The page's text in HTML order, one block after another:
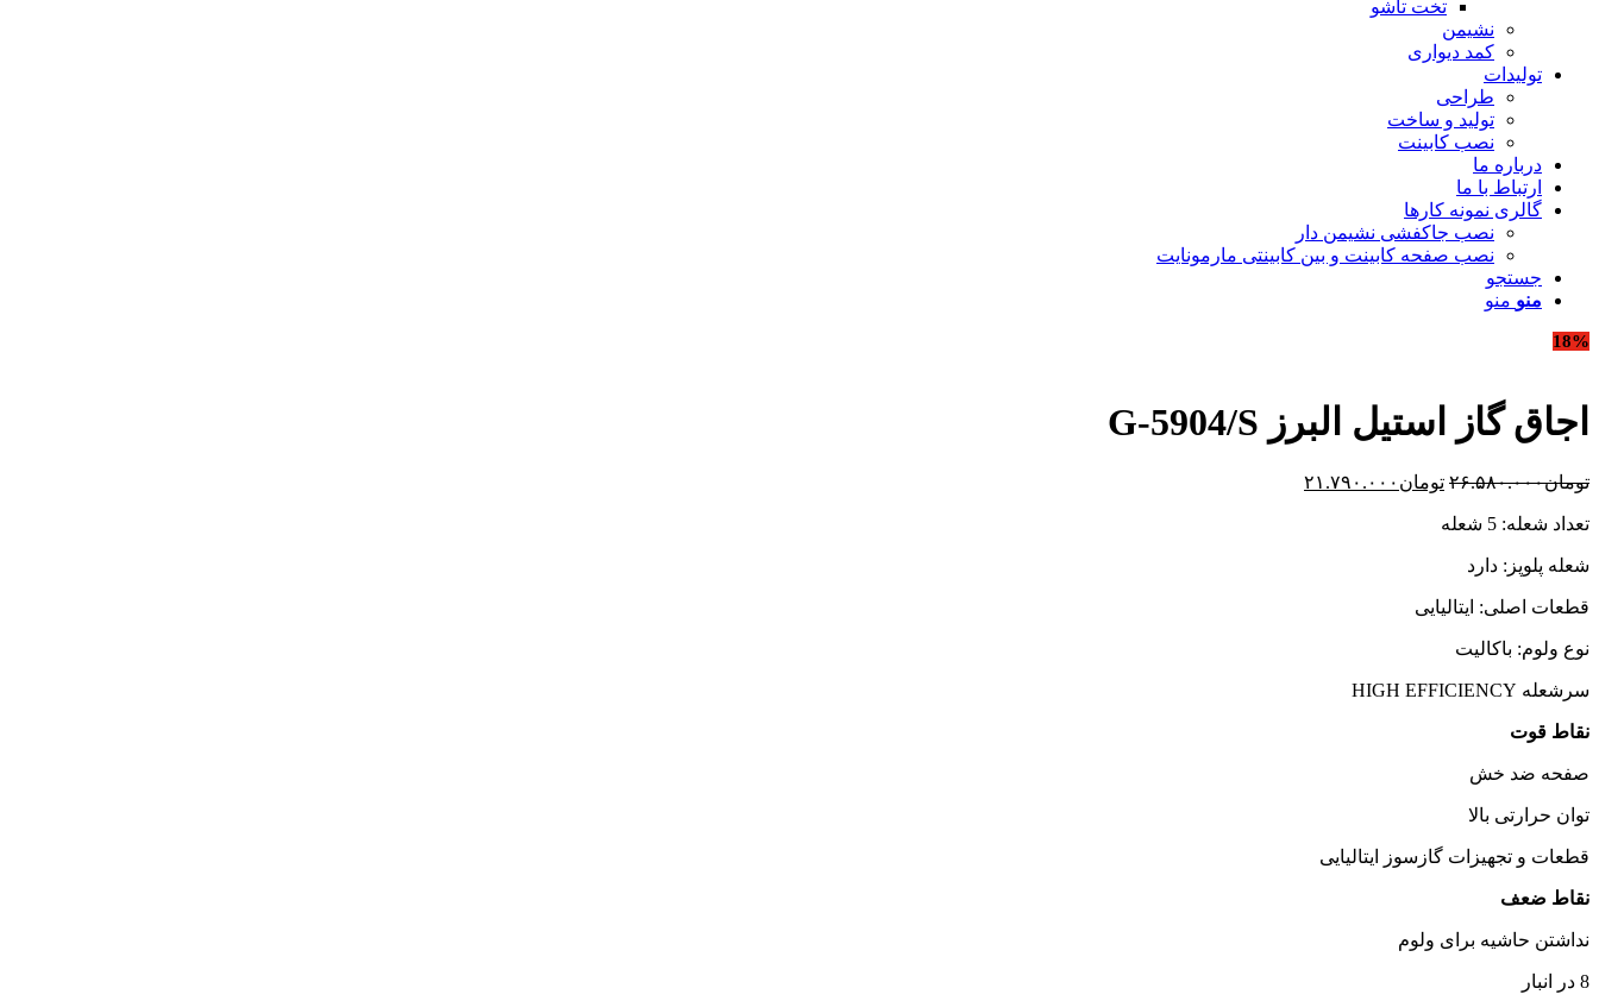
تخت تاشو
نشیمن
کمد دیواری
تولیدات
طراحی
تولید و ساخت
نصب کابینت
درباره ما
ارتباط با ما
گالری نمونه کارها
نصب جاکفشی نشیمن دار
نصب صفحه کابینت و بین کابینتی مارمونایت
جستجو
منو منو
18%
اجاق گاز استیل البرز G-5904/S
تومان۲۶.۵۸۰.۰۰۰ قیمت
تومان ۲۱.۷۹۰.۰۰۰قیمت
تعداد شعله: 5 شعله
شعله پلوپز: دارد
قطعات اصلی: ایتالیایی
نوع ولوم: باکالیت
سرشعله HIGH EFFICIENCY
نقاط قوت
صفحه ضد خش
توان حرارتی بالا
قطعات و تجهیزات گازسوز ایتالیایی
نقاط ضعف
نداشتن حاشیه برای ولوم
8 در انبار